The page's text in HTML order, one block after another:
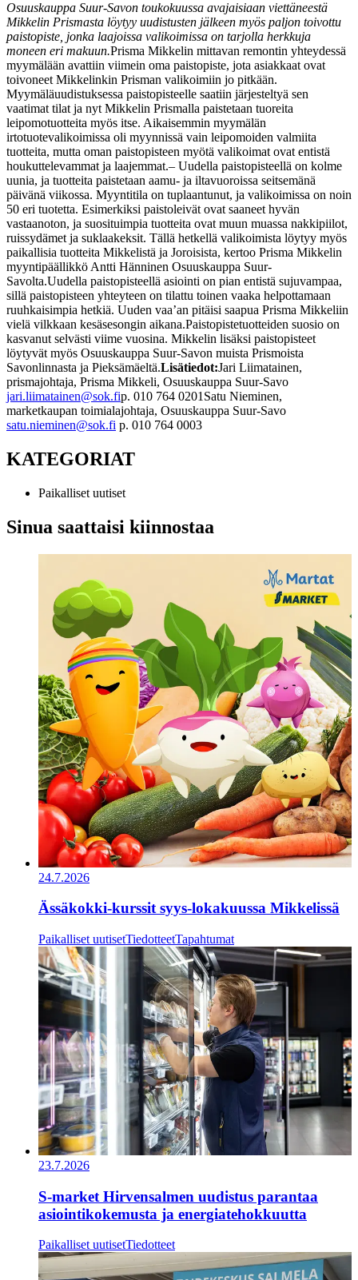
Osuuskauppa Suur-Savon toukokuussa avajaisiaan viettäneestä
Mikkelin Prismasta löytyy uudistusten jälkeen myös paljon toivottu
paistopiste, jonka laajoissa valikoimissa on tarjolla herkkuja
moneen eri makuun.Prisma Mikkelin mittavan remontin yhteydessä
myymälään avattiin viimein oma paistopiste, jota asiakkaat ovat
toivoneet Mikkelinkin Prisman valikoimiin jo pitkään.
Myymäläuudistuksessa paistopisteelle saatiin järjesteltyä sen
vaatimat tilat ja nyt Mikkelin Prismalla paistetaan tuoreita
leipomotuotteita myös itse. Aikaisemmin myymälän
irtotuotevalikoimissa oli myynnissä vain leipomoiden valmiita
tuotteita, mutta oman paistopisteen myötä valikoimat ovat entistä
houkuttelevammat ja laajemmat.– Uudella paistopisteellä on kolme
uunia, ja tuotteita paistetaan aamu- ja iltavuoroissa seitsemänä
päivänä viikossa. Myyntitila on tuplaantunut, ja valikoimissa on noin
50 eri tuotetta. Esimerkiksi paistoleivät ovat saaneet hyvän
vastaanoton, ja suosituimpia tuotteita ovat muun muassa nakkipiilot,
ruissydämet ja suklaakeksit. Tällä hetkellä valikoimista löytyy myös
paikallisia tuotteita Mikkelistä ja Joroisista, kertoo Prisma Mikkelin
myyntipäällikkö Antti Hänninen Osuuskauppa Suur-
Savolta.Uudella paistopisteellä asiointi on pian entistä sujuvampaa,
sillä paistopisteen yhteyteen on tilattu toinen vaaka helpottamaan
ruuhkaisimpia hetkiä. Uuden vaa’an pitäisi saapua Prisma Mikkeliin
vielä vilkkaan kesäsesongin aikana.Paistopistetuotteiden suosio on
kasvanut selvästi viime vuosina. Mikkelin lisäksi paistopisteet
löytyvät myös Osuuskauppa Suur-Savon muista Prismoista
Savonlinnasta ja Pieksämäeltä.Lisätiedot:Jari Liimatainen,
prismajohtaja, Prisma Mikkeli, Osuuskauppa Suur-Savo
jari.liimatainen@sok.fip. 010 764 0201 Satu Nieminen,
marketkaupan toimialajohtaja, Osuuskauppa Suur-Savo
satu.nieminen@sok.fi p. 010 764 0003
KATEGORIAT
Paikalliset uutiset
Sinua saattaisi kiinnostaa
24.7.2026
Ässäkokki-kurssit syys-lokakuussa Mikkelissä
Paikalliset uutisetTiedotteetTapahtumat
23.7.2026
S-market Hirvensalmen uudistus parantaa
asiointikokemusta ja energiatehokkuutta
Paikalliset uutisetTiedotteet